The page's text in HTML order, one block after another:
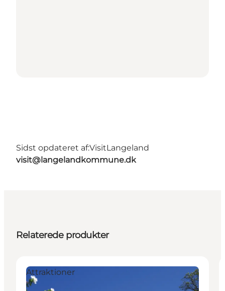
Sidst opdateret af:VisitLangeland
visit@langelandkommune.dk
Relaterede produkter
Attraktioner